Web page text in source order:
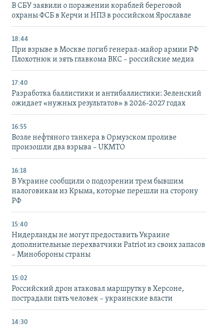
В СБУ заявили о поражении кораблей береговой
охраны ФСБ в Керчи и НПЗ в российском Ярославле
18:44
При взрыве в Москве погиб генерал-майор армии РФ
Плохотнюк и зять главкома ВКС – российские медиа
17:40
Разработка баллистики и антибаллистики: Зеленский
ожидает «нужных результатов» в 2026-2027 годах
16:55
Возле нефтяного танкера в Ормузском проливе
произошли два взрыва – UKMTO
16:18
В Украине сообщили о подозрении трем бывшим
налоговикам из Крыма, которые перешли на сторону
РФ
15:40
Нидерланды не могут предоставить Украине
дополнительные перехватчики Patriot из своих запасов
– Минобороны страны
15:02
Российский дрон атаковал маршрутку в Херсоне,
пострадали пять человек – украинские власти
14:30